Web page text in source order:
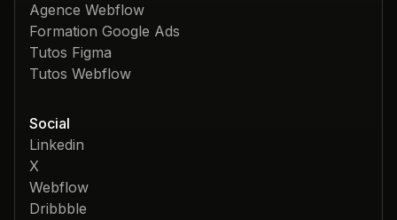
Agence Webflow
Formation Google Ads
Tutos Figma
Tutos Webflow
Social
Linkedin
X
Webflow
Dribbble